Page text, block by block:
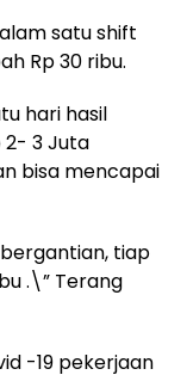
satu shift
Rp 30 ribu.
hari hasil
2- 3 Juta
bisa mencapai
tiap
.\” Terang
-19 pekerjaan